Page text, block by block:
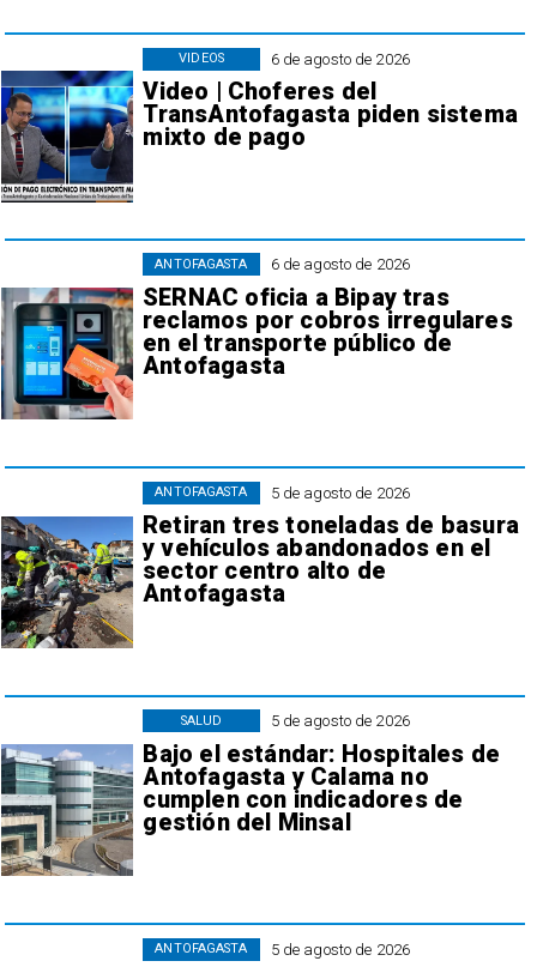
6 de agosto de 2026
Video | Choferes del
TransAntofagasta piden sistema
mixto de pago
VIDEOS
6 de agosto de 2026
SERNAC oficia a Bipay tras
reclamos por cobros irregulares
en el transporte público de
Antofagasta
ANTOFAGASTA
5 de agosto de 2026
Retiran tres toneladas de basura
y vehículos abandonados en el
sector centro alto de
Antofagasta
ANTOFAGASTA
5 de agosto de 2026
Bajo el estándar: Hospitales de
Antofagasta y Calama no
cumplen con indicadores de
gestión del Minsal
SALUD
5 de agosto de 2026
ANTOFAGASTA